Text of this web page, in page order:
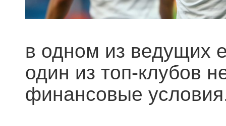
в одном из ведущих
один из топ-клубов
финансовые